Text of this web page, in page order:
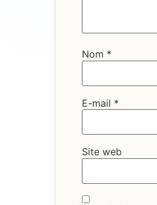
Nom *
E-mail *
Site web